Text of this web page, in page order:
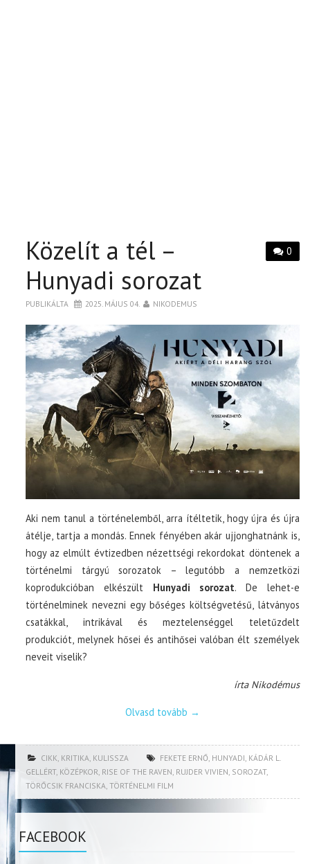
0
Közelít a tél –
Hunyadi sorozat
PUBLIKÁLTA 2025. MÁJUS 04. NIKODEMUS
Aki nem tanul a történelemből, arra ítéltetik, hogy újra és újra
átélje, tartja a mondás. Ennek fényében akár ujjonghatnánk is,
hogy az elmúlt évtizedben nézettségi rekordokat döntenek a
történelmi tárgyú sorozatok – legutóbb a nemzetközi
koprodukcióban elkészült Hunyadi sorozat. De lehet-e
történelminek nevezni egy bőséges költségvetésű, látványos
csatákkal, intrikával és meztelenséggel teletűzdelt
produkciót, melynek hősei és antihősei valóban élt személyek
neveit viselik?
írta Nikodémus
Olvasd tovább →
CIKK KRITIKA KULISSZA FEKETE ERNŐ HUNYADI KÁDÁR L.
GELLÉRT, KÖZÉPKOR RISE OF THE RAVEN RUJDER VIVIEN SOROZAT,
TÖRŐCSIK FRANCISKA ,TÖRTÉNELMI FILM
FACEBOOK